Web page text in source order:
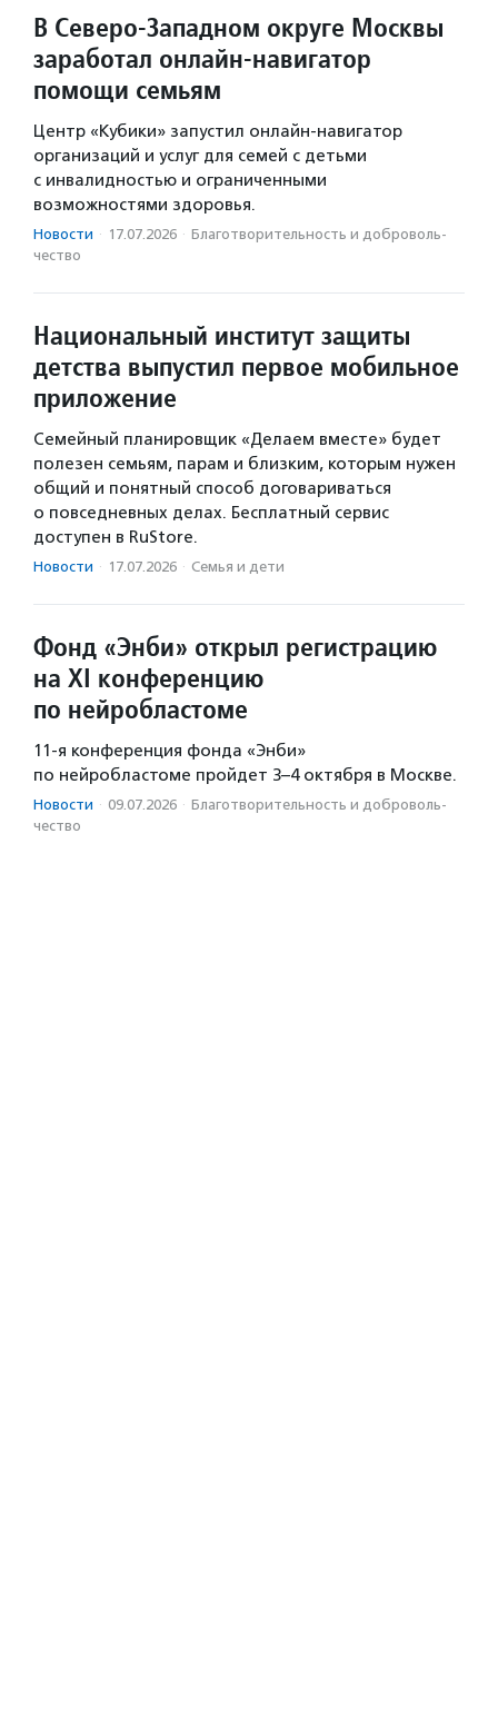
В Северо-Западном округе Москвы
заработал онлайн-навигатор
помощи семьям
Центр «Кубики» запустил онлайн-навигатор
организаций и услуг для семей с детьми
с инвалидностью и ограниченными
возможностями здоровья.
Новости · 17.07.2026 · Благотвори­тель­ность и доброволь­
чест­во
Национальный институт защиты
детства выпустил первое мобильное
приложение
Семейный планировщик «Делаем вместе» будет
полезен семьям, парам и близким, которым нужен
общий и понятный способ договариваться
о повседневных делах. Бесплатный сервис
доступен в RuStore.
Новости · 17.07.2026 · Семья и дети
Фонд «Энби» открыл регистрацию
на XI конференцию
по нейробластоме
11-я конференция фонда «Энби»
по нейробластоме пройдет 3–4 октября в Москве.
Новости · 09.07.2026 · Благотвори­тель­ность и доброволь­
чест­во